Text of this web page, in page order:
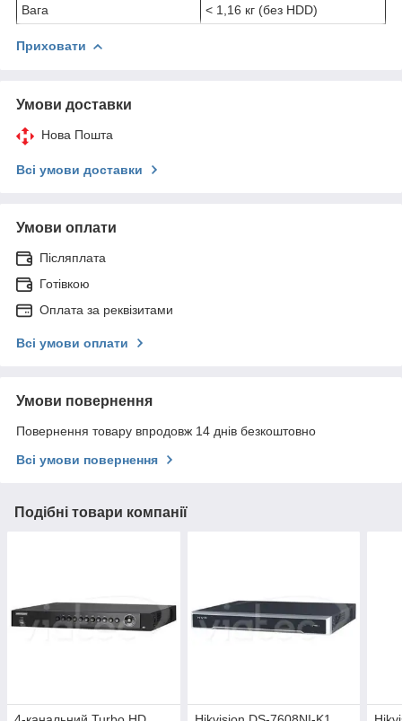
Вага < 1,16 кг (без HDD)
Приховати
Умови доставки
Нова Пошта
Всі умови доставки
Умови оплати
Післяплата
Готівкою
Оплата за реквізитами
Всі умови оплати
Умови повернення
Повернення товару впродовж 14 днів безкоштовно
Всі умови повернення
Подібні товари компанії